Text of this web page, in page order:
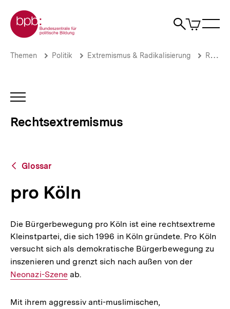
zum
Seiteninhalt
springen
Zur Startseite der bpb
Suche
Artikel
im
pro
bpb.de
Brotkrümelnavigation
Pfadnavigation
Themen Politik Extremismus & Radikalisierung Rechtsextremismus
INHALTSNAVIGATION
Rechtsextremismus
Zurück
Übersicht
Glossar
pro Köln
Die Bürgerbewegung pro Köln ist eine rechtsextreme
Kleinstpartei, die sich 1996 in Köln gründete. Pro Köln
versucht sich als demokratische Bürgerbewegung zu
inszenieren und grenzt sich nach außen von der
Neonazi-Szene ab.
Mit ihrem aggressiv anti-muslimischen,